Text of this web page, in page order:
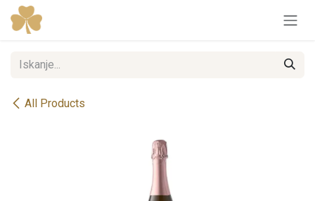
Skip to Content
All Products